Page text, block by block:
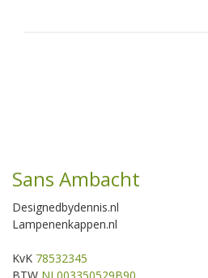
Sans Ambacht
Designedbydennis.nl
Lampenenkappen.nl
KvK 78532345